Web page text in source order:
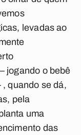
levadas ao
jogando o bebê
, quando se dá,
pela
uma
das